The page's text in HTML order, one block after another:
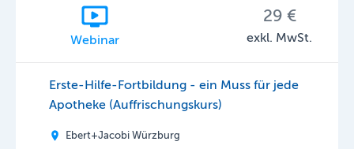
Webinar
29 €
exkl. MwSt.
Erste-Hilfe-Fortbildung - ein Muss für jede
Apotheke (Auffrischungskurs)
Ebert+Jacobi Würzburg